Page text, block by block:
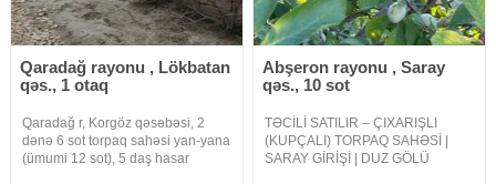
Qaradağ rayonu , Lökbatan
qəs., 1 otaq
Qaradağ r, Korgöz qəsəbəsi, 2
dənə 6 sot torpaq sahəsi yan-yana
(ümumi 12 sot), 5 daş hasar
Abşeron rayonu , Saray
qəs., 10 sot
TƏCİLİ SATILIR – ÇIXARIŞLI
(KUPÇALI) TORPAQ SAHƏSİ |
SARAY GİRİŞİ | DUZ GÖLÜ